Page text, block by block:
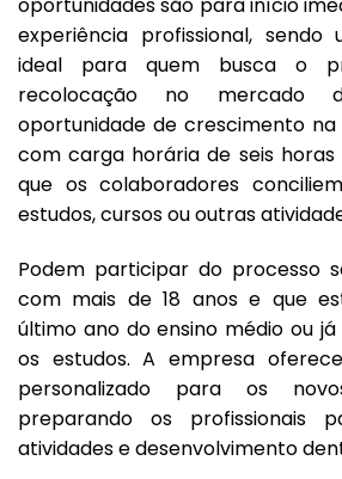
experiência profissional, sendo
ideal para quem busca o
recolocação no mercado
oportunidade de crescimento na
com carga horária de seis horas
que os colaboradores
estudos, cursos ou outras
Podem participar do processo
com mais de 18 anos e que
último ano do ensino médio ou
os estudos. A empresa
personalizado para os
preparando os profissionais
atividades e desenvolvimento